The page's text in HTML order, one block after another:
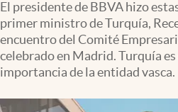
El presidente de BBVA hizo
primer ministro de Turquía,
encuentro del Comité
celebrado en Madrid. Turquía
importancia de la entidad vasca.